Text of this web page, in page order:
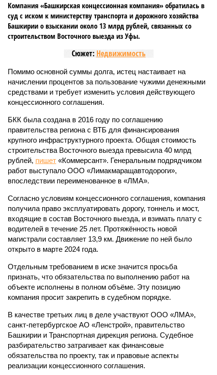
Компания «Башкирская концессионная компания» обратилась в
суд с иском к министерству транспорта и дорожного хозяйства
Башкирии о взыскании около 13 млрд рублей, связанных со
строительством Восточного выезда из Уфы.
Сюжет: Недвижимость
Помимо основной суммы долга, истец настаивает на
начислении процентов за пользование чужими денежными
средствами и требует изменить условия действующего
концессионного соглашения.
БКК была создана в 2016 году по соглашению
правительства региона с ВТБ для финансирования
крупного инфраструктурного проекта. Общая стоимость
строительства Восточного выезда превысила 40 млрд
рублей, пишет «Коммерсант». Генеральным подрядчиком
работ выступало ООО «Лимакмаращавтодороги»,
впоследствии переименованное в «ЛМА».
Согласно условиям концессионного соглашения, компания
получила право эксплуатировать дорогу, тоннель и мост,
входящие в состав Восточного выезда, и взимать плату с
водителей в течение 25 лет. Протяжённость новой
магистрали составляет 13,9 км. Движение по ней было
открыто в марте 2024 года.
Отдельным требованием в иске значится просьба
признать, что обязательства по выполнению работ на
объекте исполнены в полном объёме. Эту позицию
компания просит закрепить в судебном порядке.
В качестве третьих лиц в деле участвуют ООО «ЛМА»,
санкт-петербургское АО «Ленстрой», правительство
Башкирии и Транспортная дирекция региона. Судебное
разбирательство затрагивает как финансовые
обязательства по проекту, так и правовые аспекты
реализации концессионного соглашения.